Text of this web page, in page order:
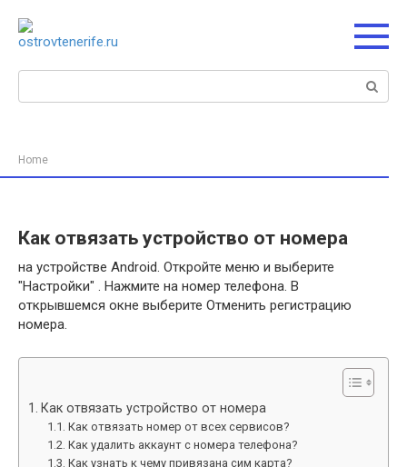
контенту
Поиск:
Home
Как отвязать устройство от номера
на устройстве Android. Откройте меню и выберите
"Настройки" . Нажмите на номер телефона. В
открывшемся окне выберите Отменить регистрацию
номера.
Как отвязать устройство от номера
Как отвязать номер от всех сервисов?
Как удалить аккаунт с номера телефона?
Как узнать к чему привязана сим карта?